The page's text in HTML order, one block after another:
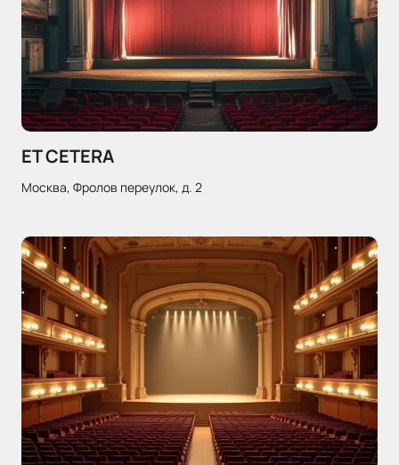
ET CETERA
Москва, Фролов переулок, д. 2